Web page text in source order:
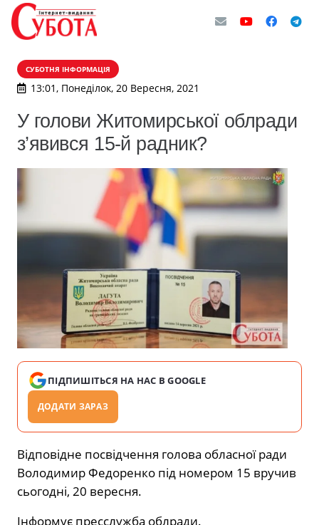
СУБОТНЯ ІНФОРМАЦІЯ
13:01, Понеділок, 20 Вересня, 2021
У голови Житомирської облради
з’явився 15-й радник?
ПІДПИШІТЬСЯ НА НАС В GOOGLE
ДОДАТИ ЗАРАЗ
Відповідне посвідчення голова обласної ради
Володимир Федоренко під номером 15 вручив
сьогодні, 20 вересня.
Інформує пресслужба облради.